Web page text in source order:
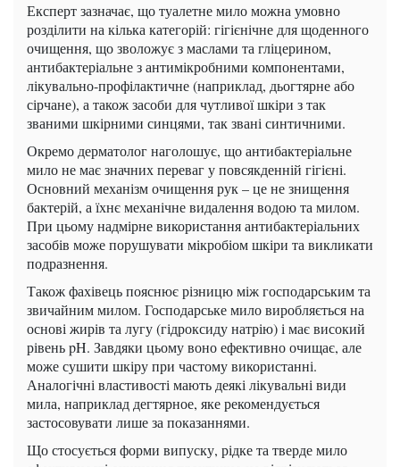
Експерт зазначає, що туалетне мило можна умовно
розділити на кілька категорій: гігієнічне для щоденного
очищення, що зволожує з маслами та гліцерином,
антибактеріальне з антимікробними компонентами,
лікувально-профілактичне (наприклад, дьогтярне або
сірчане), а також засоби для чутливої ​​шкіри з так
званими шкірними синцями, так звані синтичними.
Окремо дерматолог наголошує, що антибактеріальне
мило не має значних переваг у повсякденній гігієні.
Основний механізм очищення рук – це не знищення
бактерій, а їхнє механічне видалення водою та милом.
При цьому надмірне використання антибактеріальних
засобів може порушувати мікробіом шкіри та викликати
подразнення.
Також фахівець пояснює різницю між господарським та
звичайним милом. Господарське мило виробляється на
основі жирів та лугу (гідроксиду натрію) і має високий
рівень pH. Завдяки цьому воно ефективно очищає, але
може сушити шкіру при частому використанні.
Аналогічні властивості мають деякі лікувальні види
мила, наприклад дегтярное, яке рекомендується
застосовувати лише за показаннями.
Що стосується форми випуску, рідке та тверде мило